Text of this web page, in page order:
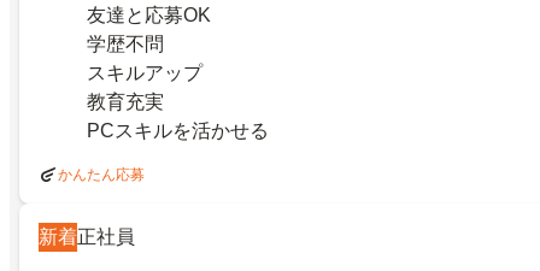
友達と応募OK
学歴不問
スキルアップ
教育充実
PCスキルを活かせる
かんたん応募
新着正社員